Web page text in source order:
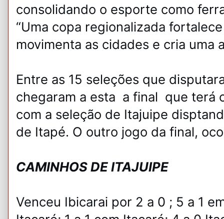
consolidando o esporte como
“Uma copa regionalizada
movimenta as cidades e cria
Entre as 15 seleções que
chegaram a esta a final que terá
com a seleção de Itajuipe
de Itapé. O outro jogo da final,
CAMINHOS DE ITAJUIPE
Venceu Ibicarai por 2 a 0 ; 5 a 1